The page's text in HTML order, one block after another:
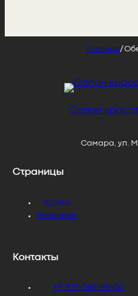
Главная/
Салон
Самара, ул.
Страницы
Услуги
Вакансии
Контакты
+7-937-069-96-00